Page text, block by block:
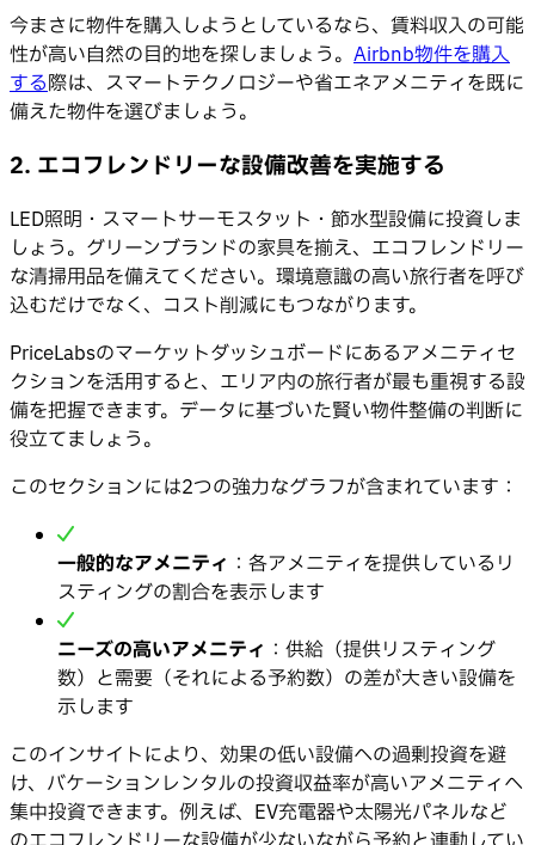
今まさに物件を購入しようとしているなら、賃料収入の可能
性が高い自然の目的地を探しましょう。 Airbnb物件を購入
する際は、スマートテクノロジーや省エネアメニティを既に
備えた物件を選びましょう。
2. エコフレンドリーな設備改善を実施する
LED照明・スマートサーモスタット・節水型設備に投資しま
しょう。グリーンブランドの家具を揃え、エコフレンドリー
な清掃用品を備えてください。環境意識の高い旅行者を呼び
込むだけでなく、コスト削減にもつながります。
PriceLabsのマーケットダッシュボードにあるアメニティセ
クションを活用すると、エリア内の旅行者が最も重視する設
備を把握できます。データに基づいた賢い物件整備の判断に
役立てましょう。
このセクションには2つの強力なグラフが含まれています：
一般的なアメニティ ：各アメニティを提供しているリ
スティングの割合を表示します
ニーズの高いアメニティ ：供給（提供リスティング
数）と需要（それによる予約数）の差が大きい設備を
示します
このインサイトにより、効果の低い設備への過剰投資を避
け、バケーションレンタルの投資収益率が高いアメニティへ
集中投資できます。例えば、EV充電器や太陽光パネルなど